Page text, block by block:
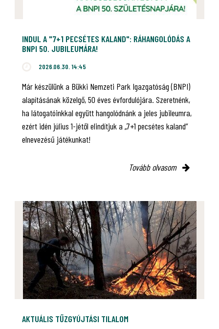
INDUL A "7+1 PECSÉTES KALAND": RÁHANGOLÓDÁS A
BNPI 50. JUBILEUMÁRA!
2026.06.30. 14:45
Már készülünk a Bükki Nemzeti Park Igazgatóság (BNPI)
alapításának közelgő, 50 éves évfordulójára. Szeretnénk,
ha látogatóinkkal együtt hangolódnánk a jeles jubileumra,
ezért idén július 1-jétől elindítjuk a „7+1 pecsétes kaland”
elnevezésű játékunkat!
Tovább olvasom
AKTUÁLIS TŰZGYÚJTÁSI TILALOM